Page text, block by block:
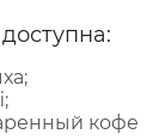
кофе